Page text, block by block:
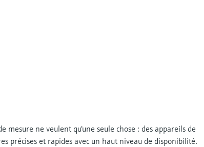
mesure ne veulent qu'une seule chose : des appareils de
précises et rapides avec un haut niveau de disponibilité.